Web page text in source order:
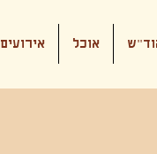
אוכל אירועים